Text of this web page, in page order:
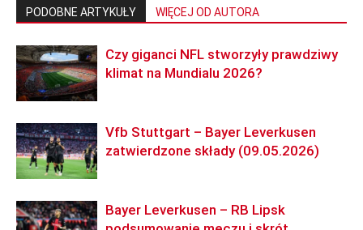
PODOBNE ARTYKUŁY WIĘCEJ OD AUTORA
Czy giganci NFL stworzyły prawdziwy
klimat na Mundialu 2026?
Vfb Stuttgart – Bayer Leverkusen
zatwierdzone składy (09.05.2026)
Bayer Leverkusen – RB Lipsk